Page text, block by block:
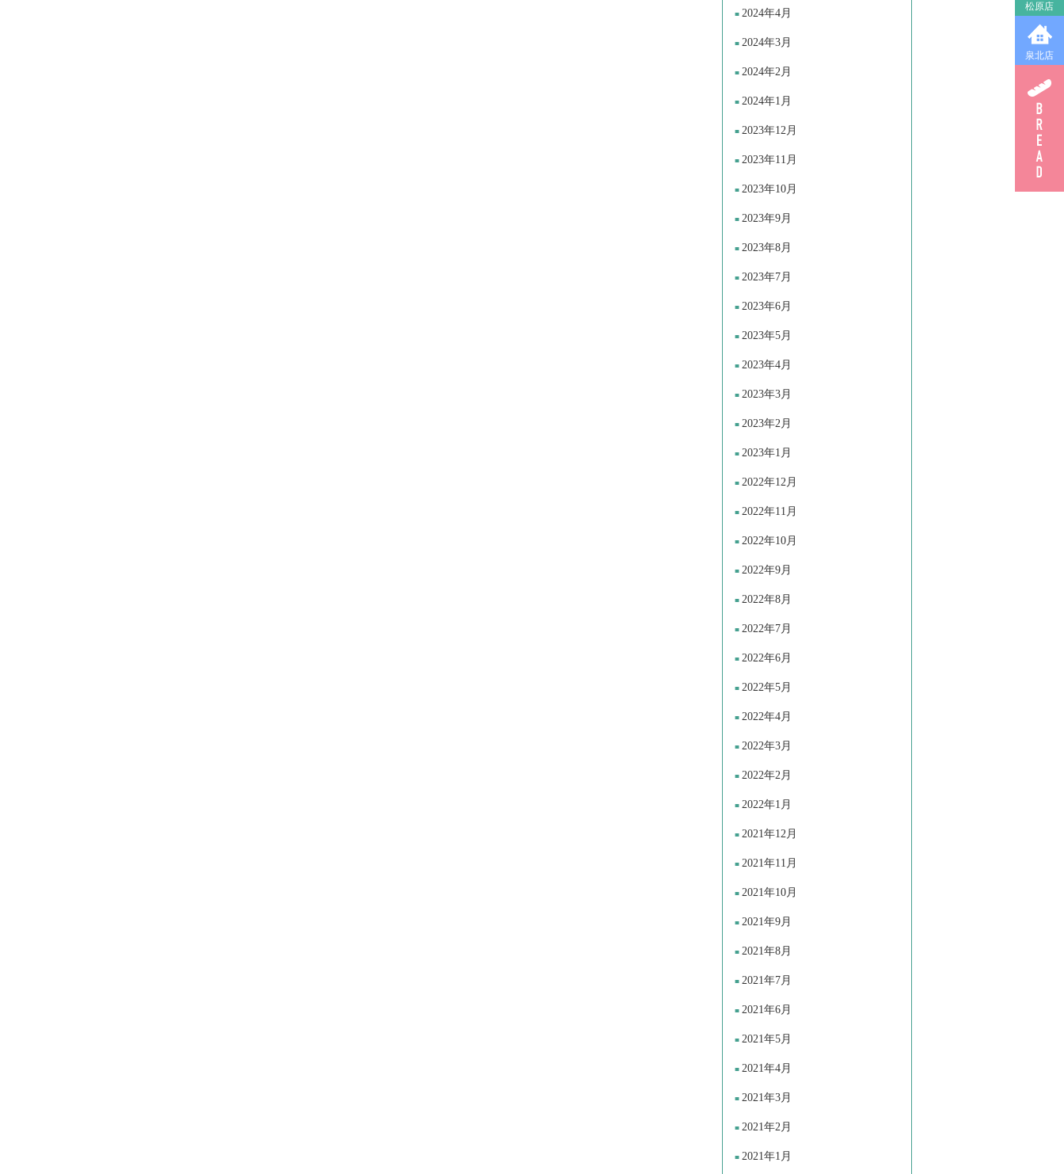
松原店
泉北店
2024年4月
2024年3月
2024年2月
2024年1月
2023年12月
2023年11月
2023年10月
2023年9月
2023年8月
2023年7月
2023年6月
2023年5月
2023年4月
2023年3月
2023年2月
2023年1月
2022年12月
2022年11月
2022年10月
2022年9月
2022年8月
2022年7月
2022年6月
2022年5月
2022年4月
2022年3月
2022年2月
2022年1月
2021年12月
2021年11月
2021年10月
2021年9月
2021年8月
2021年7月
2021年6月
2021年5月
2021年4月
2021年3月
2021年2月
2021年1月